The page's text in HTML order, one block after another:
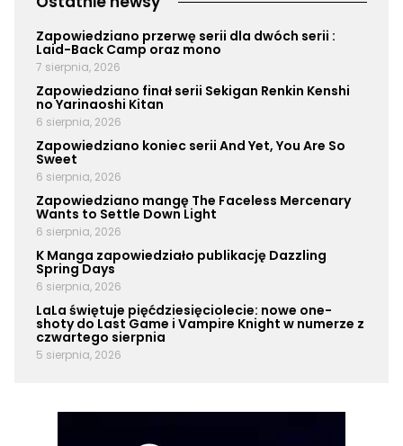
Zapowiedziano przerwę serii dla dwóch serii :
Laid-Back Camp oraz mono
7 sierpnia, 2026
Zapowiedziano finał serii Sekigan Renkin Kenshi
no Yarinaoshi Kitan
6 sierpnia, 2026
Zapowiedziano koniec serii And Yet, You Are So
Sweet
6 sierpnia, 2026
Zapowiedziano mangę The Faceless Mercenary
Wants to Settle Down Light
6 sierpnia, 2026
K Manga zapowiedziało publikację Dazzling
Spring Days
6 sierpnia, 2026
LaLa świętuje pięćdziesięciolecie: nowe one-
shoty do Last Game i Vampire Knight w numerze z
czwartego sierpnia
5 sierpnia, 2026